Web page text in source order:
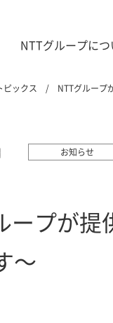
NTTグループにつ
ピックス NTTグループ
お知らせ
ープが
～